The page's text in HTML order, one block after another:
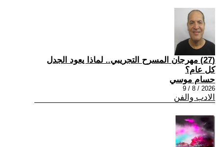
(27) مهرجان المسرح التجريبي.. لماذا يعود الجدل
كل عام؟
حسام موسي
2026 / 8 / 9
الادب والفن